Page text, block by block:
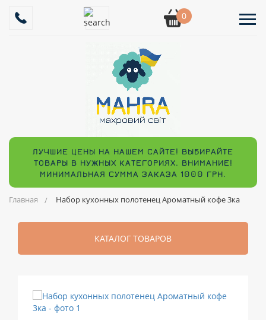
0
ЛУЧШИЕ ЦЕНЫ НА НАШЕМ САЙТЕ! ВЫБИРАЙТЕ
ТОВАРЫ В НУЖНЫХ КАТЕГОРИЯХ. ВНИМАНИЕ!
МИНИМАЛЬНАЯ СУММА ЗАКАЗА 1000 ГРН.
Главная Набор кухонных полотенец Ароматный кофе 3ка
КАТАЛОГ ТОВАРОВ